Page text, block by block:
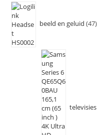
beeld en geluid 47
televisies